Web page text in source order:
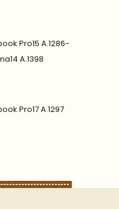
Pro15 A.1286-
A.1398
Pro17 A.1297